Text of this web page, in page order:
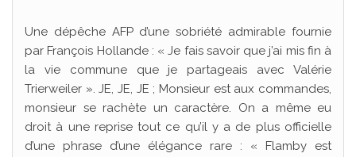
Une dépêche AFP d’une sobriété admirable fournie
par François Hollande : « Je fais savoir que j’ai mis fin à
la vie commune que je partageais avec Valérie
Trierweiler ». JE, JE, JE ; Monsieur est aux commandes,
monsieur se rachète un caractère. On a même eu
droit à une reprise tout ce qu’il y a de plus officielle
d’une phrase d’une élégance rare : « Flamby est